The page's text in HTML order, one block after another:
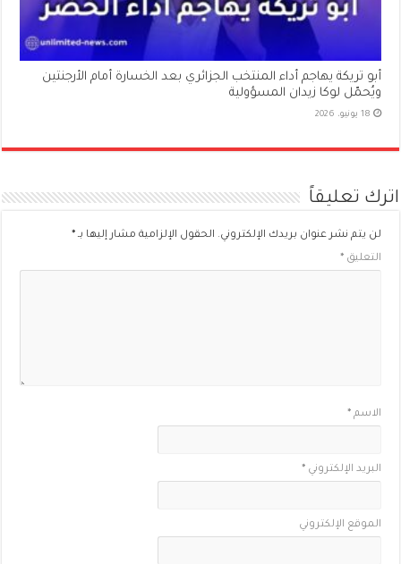
أبو تريكة يهاجم أداء المنتخب الجزائري بعد الخسارة أمام الأرجنتين
ويُحمّل لوكا زيدان المسؤولية
18 يونيو، 2026
اترك تعليقاً
لن يتم نشر عنوان بريدك الإلكتروني. الحقول الإلزامية مشار إليها بـ*
التعليق*
الاسم*
البريد الإلكتروني*
الموقع الإلكتروني